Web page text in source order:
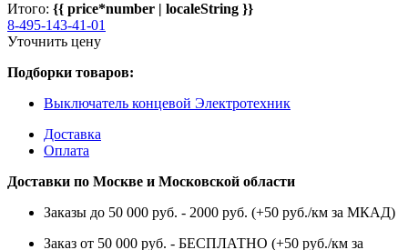
Итого: {{ price*number | localeString }}
8-495-143-41-01
Уточнить цену
Подборки товаров:
Выключатель концевой Электротехник
Доставка
Оплата
Доставки по Москве и Московской области
Заказы до 50 000 руб. - 2000 руб. (+50 руб./км за МКАД)
Заказ от 50 000 руб. - БЕСПЛАТНО (+50 руб./км за